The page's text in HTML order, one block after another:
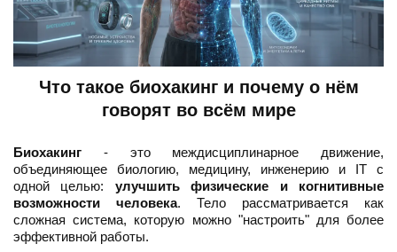
Что такое биохакинг и почему о нём
говорят во всём мире
Биохакинг - это междисциплинарное движение,
объединяющее биологию, медицину, инженерию и IT с
одной целью: улучшить физические и когнитивные
возможности человека. Тело рассматривается как
сложная система, которую можно "настроить" для более
эффективной работы.